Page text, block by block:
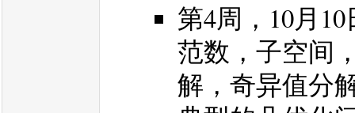
第4周，10月
范数，子空间
解，奇异值分